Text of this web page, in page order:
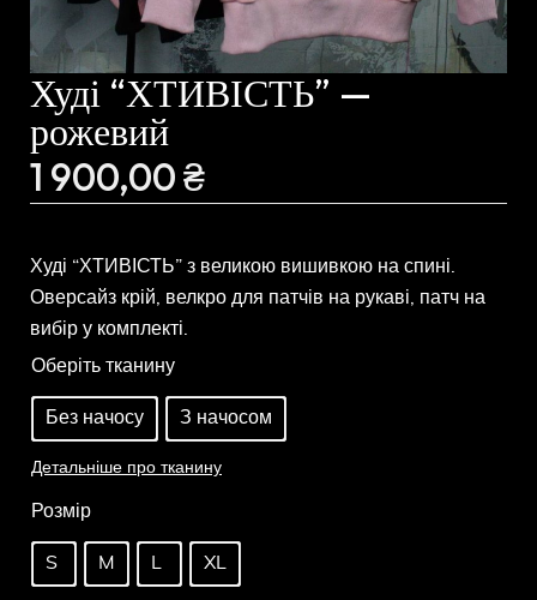
Худі “ХТИВІСТЬ” —
рожевий
1 900,00₴
Худі “ХТИВІСТЬ” з великою вишивкою на спині.
Оверсайз крій, велкро для патчів на рукаві, патч на
вибір у комплекті.
Оберіть тканину
Без начосу З начосом
Детальніше про тканину
Розмір
S M L XL